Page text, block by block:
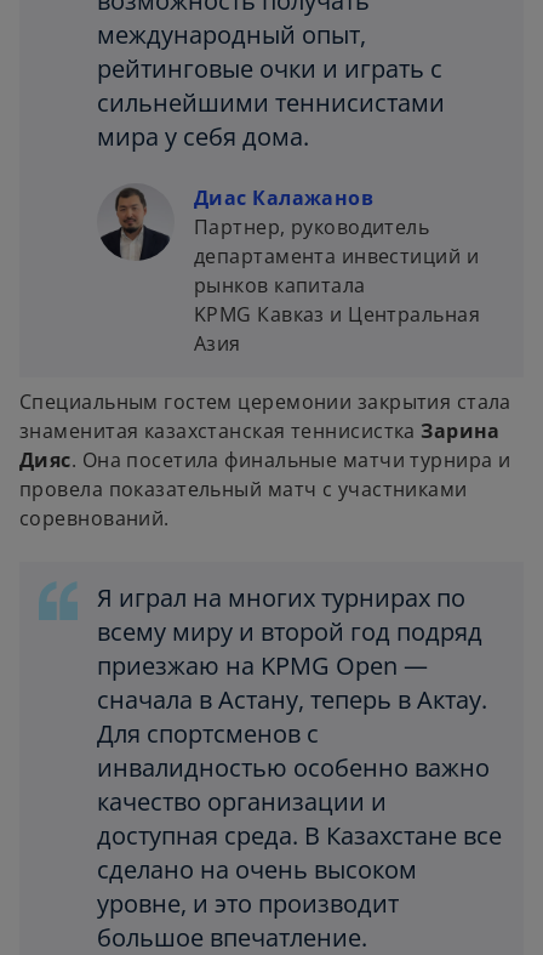
международный опыт,
рейтинговые очки и играть с
сильнейшими теннисистами
мира у себя дома.
Диас Калажанов
Партнер, руководитель
департамента инвестиций и
рынков капитала
KPMG Кавказ и Центральная
Азия
Специальным гостем церемонии закрытия стала
знаменитая казахстанская теннисистка Зарина
Дияс. Она посетила финальные матчи турнира и
провела показательный матч с участниками
соревнований.
Я играл на многих турнирах по
всему миру и второй год подряд
приезжаю на KPMG Open —
сначала в Астану, теперь в Актау.
Для спортсменов с
инвалидностью особенно важно
качество организации и
доступная среда. В Казахстане все
сделано на очень высоком
уровне, и это производит
большое впечатление.